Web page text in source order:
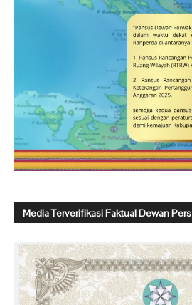
Media Terverifikasi Faktual Dewan Pers